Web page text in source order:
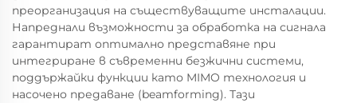
преорганизация на съществуващите инсталации.
Напреднали възможности за обработка на сигнала
гарантират оптимално представяне при
интегриране в съвременни безжични системи,
поддържайки функции като MIMO технология и
насочено предаване (beamforming). Тази